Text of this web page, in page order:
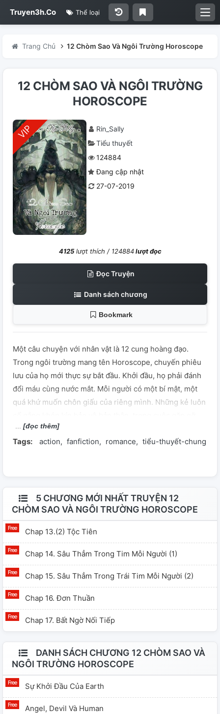
Truyen3h.Co Thể loại
Trang Chủ 12 Chòm Sao Và Ngôi Trường Horoscope
12 CHÒM SAO VÀ NGÔI TRƯỜNG
HOROSCOPE
Rin_Sally
Tiểu thuyết
124884
Đang cập nhật
27-07-2019
4125lượt thích / 124884lượt đọc
Đọc Truyện
Danh sách chương
Bookmark
Một câu chuyện với nhân vật là 12 cung hoàng đạo.
Trong ngôi trường mang tên Horoscope, chuyến phiêu
lưu của họ mới thực sự bắt đầu. Khởi đầu, họ phải đánh
đổi máu cùng nước mắt. Mỗi người có một bí mật, một
quá khứ muốn chôn giấu của riêng mình. Những kẻ luôn
định mệnh ấy, đã dần thay đổi. Hãy cùng tôi theo dõi
cuộc sống học đường kì lạ này của họ...
[đọc thêm]
Tags: action fanfiction romance tiểu-thuyết-chung
5 CHƯƠNG MỚI NHẤT TRUYỆN 12
CHÒM SAO VÀ NGÔI TRƯỜNG HOROSCOPE
Chap 13.(2) Tộc Tiên
Chap 14. Sâu Thẳm Trong Tim Mỗi Người (1)
Chap 15. Sâu Thẳm Trong Trái Tim Mỗi Người (2)
Chap 16. Đơn Thuần
Chap 17. Bất Ngờ Nối Tiếp
DANH SÁCH CHƯƠNG 12 CHÒM SAO VÀ
NGÔI TRƯỜNG HOROSCOPE
Sự Khởi Đầu Của Earth
Angel, Devil Và Human